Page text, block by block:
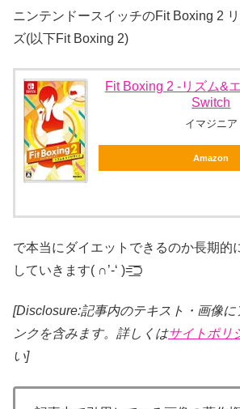
ニンテンドースイッチのFit Boxing 2
ズ(以下Fit Boxing 2)
Fit Boxing 2 -リズム&
Switch
イマジニア
Amazon
で本当にダイエットできるのか長期的
していきます( ∩’-‘ )=͟͟͞͞⊃
[Disclosure:記事内のテキスト・画像に
ンクを含みます。詳しくはサイトポリ
い]